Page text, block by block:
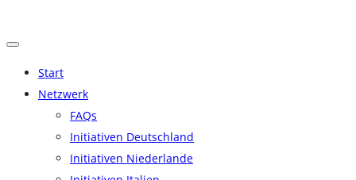
Start
Netzwerk
FAQs
Initiativen Deutschland
Initiativen Niederlande